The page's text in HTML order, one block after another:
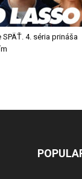
4. séria prináša